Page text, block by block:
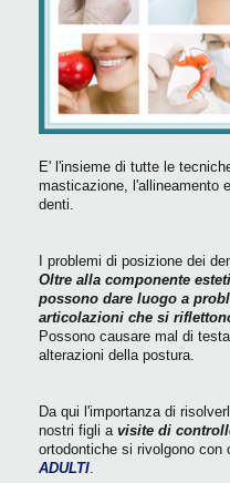
E' l'insieme di tutte le
masticazione, l'allineamento
denti.
I problemi di posizione dei
Oltre alla componente
possono dare luogo a
articolazioni che si
Possono causare mal di
alterazioni della postura.
Da qui l'importanza di
nostri figli a visite di
ortodontiche si rivolgono con
ADULTI